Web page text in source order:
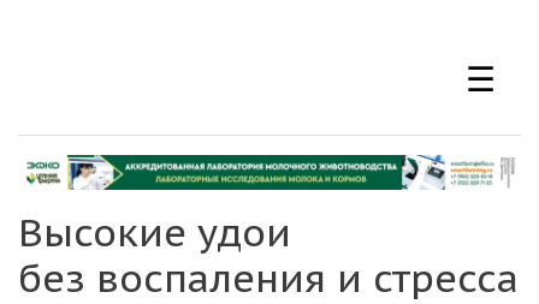
☰
Высокие удои
без воспаления и стресса